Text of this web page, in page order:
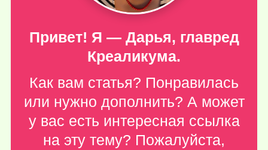
Привет! Я — Дарья, главред
Креаликума.
Как вам статья? Понравилась
или нужно дополнить? А может
у вас есть интересная ссылка
на эту тему? Пожалуйста,